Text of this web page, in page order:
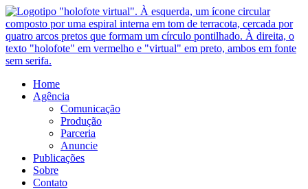
Ir
para
o
conteúdo
Home
Agência
Comunicação
Produção
Parceria
Anuncie
Publicações
Sobre
Contato